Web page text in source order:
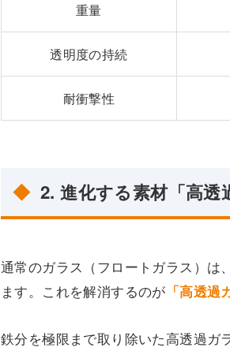
重量
透明度の持続
耐衝撃性
2. 進化する素材「高透
通常のガラス（フロートガラス）は
ます。これを解消するのが 「高透過
鉄分を極限まで取り除いた高透過ガ